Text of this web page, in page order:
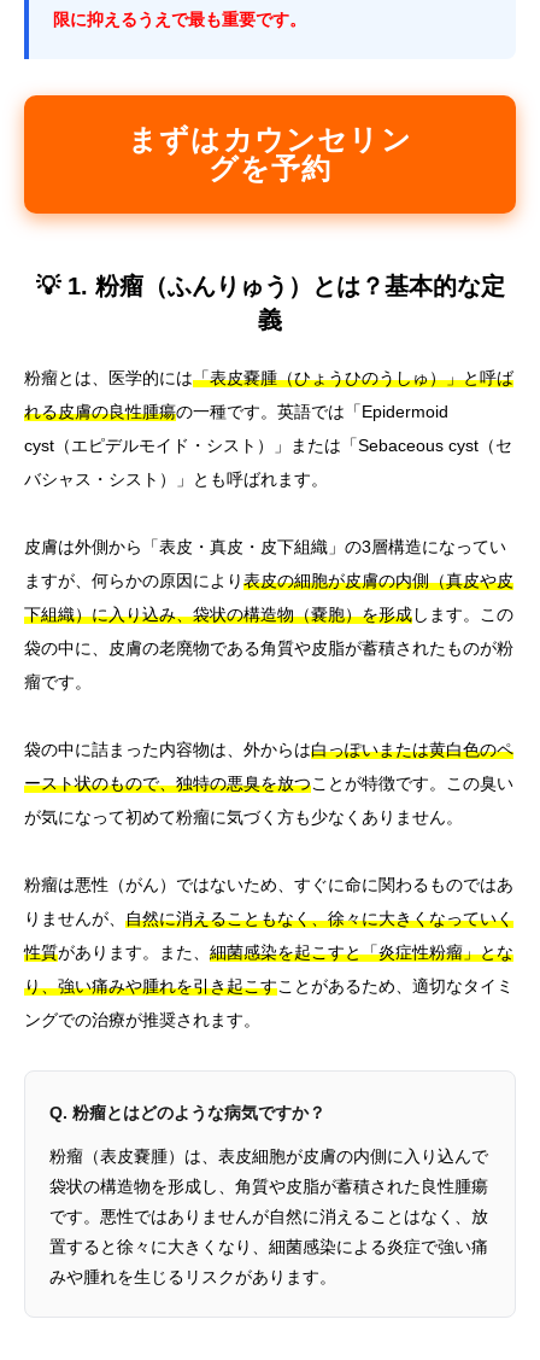
限に抑えるうえで最も重要です。
まずはカウンセリン
グを予約
💡 1. 粉瘤（ふんりゅう）とは？基本的な定
義
粉瘤とは、医学的には「表皮嚢腫（ひょうひのうしゅ）」と呼ば
れる皮膚の良性腫瘍の一種です。英語では「Epidermoid
cyst（エピデルモイド・シスト）」または「Sebaceous cyst（セ
バシャス・シスト）」とも呼ばれます。
皮膚は外側から「表皮・真皮・皮下組織」の3層構造になってい
ますが、何らかの原因により表皮の細胞が皮膚の内側（真皮や皮
下組織）に入り込み、袋状の構造物（嚢胞）を形成します。この
袋の中に、皮膚の老廃物である角質や皮脂が蓄積されたものが粉
瘤です。
袋の中に詰まった内容物は、外からは白っぽいまたは黄白色のペ
ースト状のもので、独特の悪臭を放つことが特徴です。この臭い
が気になって初めて粉瘤に気づく方も少なくありません。
粉瘤は悪性（がん）ではないため、すぐに命に関わるものではあ
りませんが、 自然に消えることもなく、徐々に大きくなっていく
性質があります。また、 細菌感染を起こすと「炎症性粉瘤」とな
り、強い痛みや腫れを引き起こすことがあるため、適切なタイミ
ングでの治療が推奨されます。
Q. 粉瘤とはどのような病気ですか？
粉瘤（表皮嚢腫）は、表皮細胞が皮膚の内側に入り込んで
袋状の構造物を形成し、角質や皮脂が蓄積された良性腫瘍
です。悪性ではありませんが自然に消えることはなく、放
置すると徐々に大きくなり、細菌感染による炎症で強い痛
みや腫れを生じるリスクがあります。